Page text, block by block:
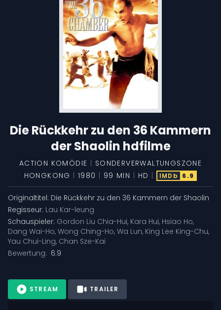
Die Rückkehr zu den 36 Kammern
der Shaolin hdfilme
ACTION KOMÖDIE | SONDERVERWALTUNGSZONE
HONGKONG | 1980 | 99 MIN | HD | IMDb 6.9
Originaltitel: Die Rückkehr zu den 36 Kammern der Shaolin
Regisseur: Lau Kar-leung
Schauspieler: Gordon Liu Chia-Hui, Kara Hui, Hsiao Ho,
Dang Wai-Ho, Wong Ching-Ho, Wa Lun, King Lee King-Chu,
Yau Chui-Ling, Chan Sze-Kai
Bewertung: 6.9
STREAM TRAILER